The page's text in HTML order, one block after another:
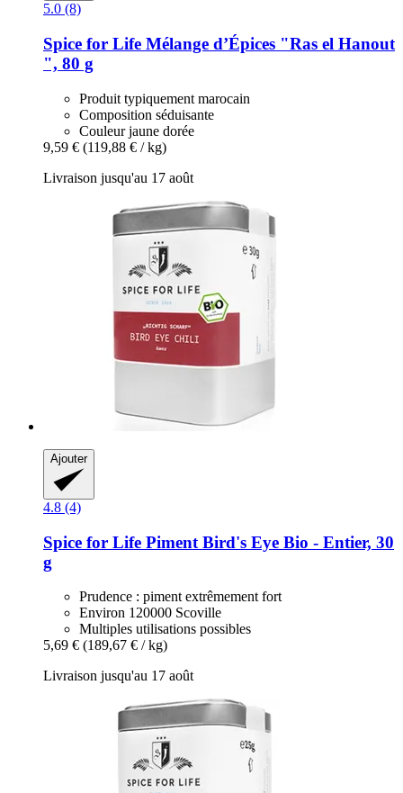
5.0 (8)
Spice for Life Mélange d’Épices "Ras el Hanout
", 80 g
Produit typiquement marocain
Composition séduisante
Couleur jaune dorée
9,59 € (119,88 € / kg)
Livraison jusqu'au 17 août
Ajouter
4.8 (4)
Spice for Life Piment Bird's Eye Bio -​ Entier, 30
g
Prudence : piment extrêmement fort
Environ 120000 Scoville
Multiples utilisations possibles
5,69 € (189,67 € / kg)
Livraison jusqu'au 17 août